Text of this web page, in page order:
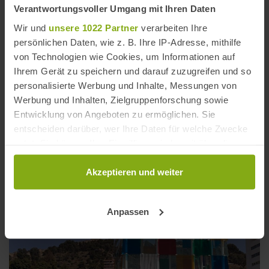
Verantwortungsvoller Umgang mit Ihren Daten
Wir und unsere 1022 Partner verarbeiten Ihre
persönlichen Daten, wie z. B. Ihre IP-Adresse, mithilfe
von Technologien wie Cookies, um Informationen auf
Ihrem Gerät zu speichern und darauf zuzugreifen und so
personalisierte Werbung und Inhalte, Messungen von
Werbung und Inhalten, Zielgruppenforschung sowie
Entwicklung von Angeboten zu ermöglichen. Sie
entscheiden darüber, wer Ihre Daten für welche Zwecke
Cookie-Erklärung oder durch Klicken auf das Privacy
Trigger Symbol ändern oder widerrufen
Informationen über Ihre geografische Lage
können
Ihr Gerät durch aktives Scannen nach
Akzeptieren und weiter
Anpassen